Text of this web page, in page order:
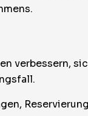
verbessern,